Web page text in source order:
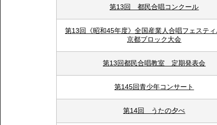
第13回 都民合唱コンクール
第13回《昭和45年度》全国産業人合唱フェステ
京都ブロック大会
第13回都民合唱教室 定期発表会
第145回青少年コンサート
第14回 うたの夕べ